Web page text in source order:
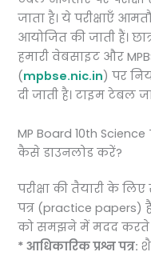
जाता है। ये परीक्षाएँ
आयोजित की जाती हैं।
हमारी वेबसाइट और
(mpbse.nic.in) पर
दी जाती है। टाइम टेबल
MP Board 10th
कैसे डाउनलोड करें?
परीक्षा की तैयारी के
पत्र (practice papers) हैं।
को समझने में मदद करते
* आधिकारिक प्रश्न पत्र: